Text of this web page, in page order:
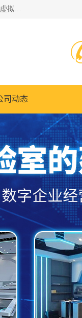
京创智业产品涵盖了多个领域，主要产品包括：工业4.0生产线解决方案，智慧物流综合实训室，教学设备与实验室建设，虚拟仿真实验室等。公司将秉持“创新、执着、诚信、共赢”的理念，以“将服务当作使命”为核心价值观，致力于为客户创造价值，与客户、合作伙伴和员工共同成长。
司动态